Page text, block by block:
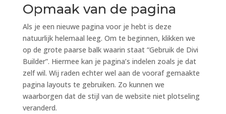
Opmaak van de pagina
Als je een nieuwe pagina voor je hebt is deze
natuurlijk helemaal leeg. Om te beginnen, klikken we
op de grote paarse balk waarin staat “Gebruik de Divi
Builder”. Hiermee kan je pagina’s indelen zoals je dat
zelf wil. Wij raden echter wel aan de vooraf gemaakte
pagina layouts te gebruiken. Zo kunnen we
waarborgen dat de stijl van de website niet plotseling
veranderd.